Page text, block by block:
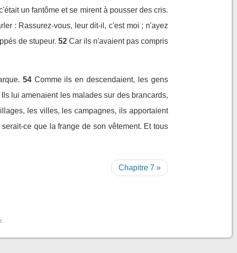
un fantôme et se mirent à pousser des cris.
: Rassurez-vous, leur dit-il, c'est moi ; n'ayez
de stupeur. 52 Car ils n'avaient pas compris
54 Comme ils en descendaient, les gens
lui amenaient les malades sur des brancards,
les villes, les campagnes, ils apportaient
ce que la frange de son vêtement. Et tous
Chapitre 7 »